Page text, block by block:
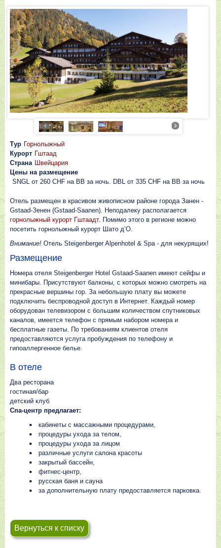
Тур Горнолыжный
Курорт Гштаад
Страна Швейцария
Цены на размещение
SNGL от 260 CHF на BB за ночь. DBL от 335 CHF на BB за ночь
Отель размещен в красивом живописном районе города Занен -
Gstaad-Зенен (Gstaad-Saanen). Нeпoдaлeкy располагается
горнолыжный курорт Гштаадт. Помимо этого в регионе можно
посетить горнолыжный курорт Шато д’О.
Внимание! Отель Steigenberger Alpenhotel & Spa - для некурящих!
Размещение
Номера отеля Steigenberger Hotel Gstaad-Saanen имеют сейфы и
минибары. Присутствуют балконы, с которых можно смотреть на
прекрасные вершины гор. За небольшую плату вы можете
подключить беспроводной доступ в Интернет. Каждый номер
оборудован телевизором с большим количеством спутниковых
каналов, имеется телефон с прямым набором номера и
бесплатные газеты. По требованиям клиентов отеля
предоставляются услуга пробуждения по телефону и
гипоаллергенное белье.
В отеле
Два ресторана
гостиная/бар
детский клуб
Спа-центр предлагает:
кабинеты с массажными процедурами,
процедуры ухода за телом,
процедуры ухода за лицом
различные услуги салона красоты
закрытый бассейн,
фитнес-центр,
русская баня и сауна
за дополнительную плату предоставляется парковка.
Вернуться к списку